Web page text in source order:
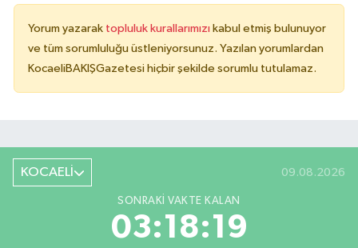
Yorum yazarak topluluk kurallarımızı kabul etmiş bulunuyor
ve tüm sorumluluğu üstleniyorsunuz. Yazılan yorumlardan
KocaeliBAKIŞGazetesi hiçbir şekilde sorumlu tutulamaz.
KOCAELİ 09.08.2026
SONRAKI VAKTE KALAN
03:18:19